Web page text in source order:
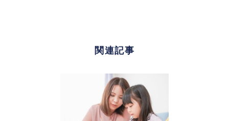
関連記事